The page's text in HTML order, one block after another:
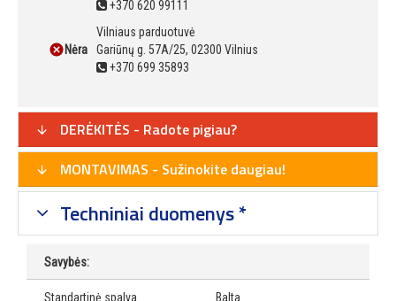
+370 620 99111
Nėra
Vilniaus parduotuvė
Gariūnų g. 57A/25, 02300 Vilnius
+370 699 35893
DERĖKITĖS - Radote pigiau?
MONTAVIMAS - Sužinokite daugiau!
Techniniai duomenys *
Savybės:
Standartinė spalva Balta